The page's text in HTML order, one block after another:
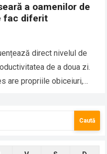
a oamenilor de
fac diferit
direct nivelul de
de a doua zi.
are propriile obiceiuri,